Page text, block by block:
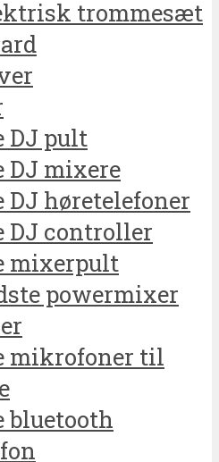
trommesæt
DJ pult
DJ mixere
DJ høretelefoner
DJ controller
mixerpult
powermixer
mikrofoner til
bluetooth